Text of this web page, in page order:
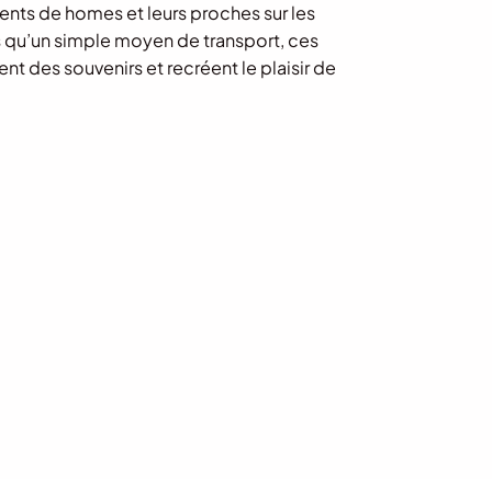
de homes et leurs proches sur les
simple moyen de transport, ces
des souvenirs et recréent le plaisir de